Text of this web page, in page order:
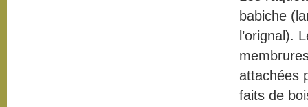
babiche
l’orignal).
attachées
faits de